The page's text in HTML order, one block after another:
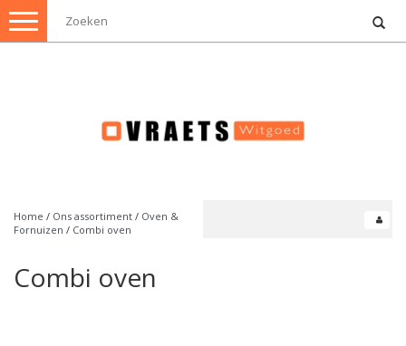
Toggle
navigation
Home / Ons assortiment / Oven &
Fornuizen / Combi oven
Combi oven